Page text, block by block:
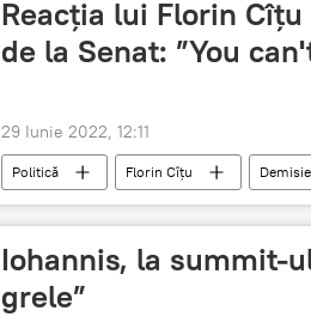
Reacția lui Florin
de la Senat: ”You
29 Iunie 2022, 12:11
Politică Florin Cîţu Demisie
Iohannis, la summit-
grele”